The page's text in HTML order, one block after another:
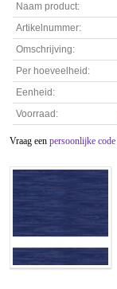
Naam product:
Artikelnummer:
Omschrijving:
Per hoeveelheid:
Eenheid:
Voorraad:
Vraag een persoonlijke code